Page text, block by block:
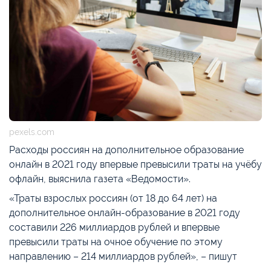
pexels.com
Расходы россиян на дополнительное образование
онлайн в 2021 году впервые превысили траты на учёбу
офлайн, выяснила газета «Ведомости».
«Траты взрослых россиян (от 18 до 64 лет) на
дополнительное онлайн-образование в 2021 году
составили 226 миллиардов рублей и впервые
превысили траты на очное обучение по этому
направлению – 214 миллиардов рублей», – пишут